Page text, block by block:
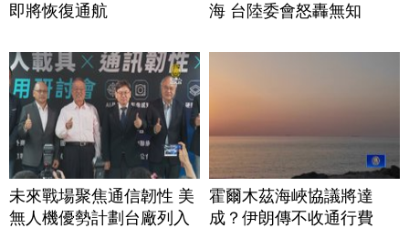
即將恢復通航
海 台陸委會怒轟無知
未來戰場聚焦通信韌性 美
無人機優勢計劃台廠列入
霍爾木茲海峽協議將達
成？伊朗傳不收通行費